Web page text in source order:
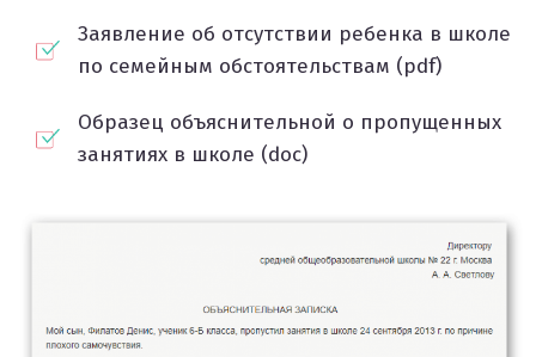
Заявление об отсутствии ребенка в школе
по семейным обстоятельствам (pdf)
Образец объяснительной о пропущенных
занятиях в школе (doc)